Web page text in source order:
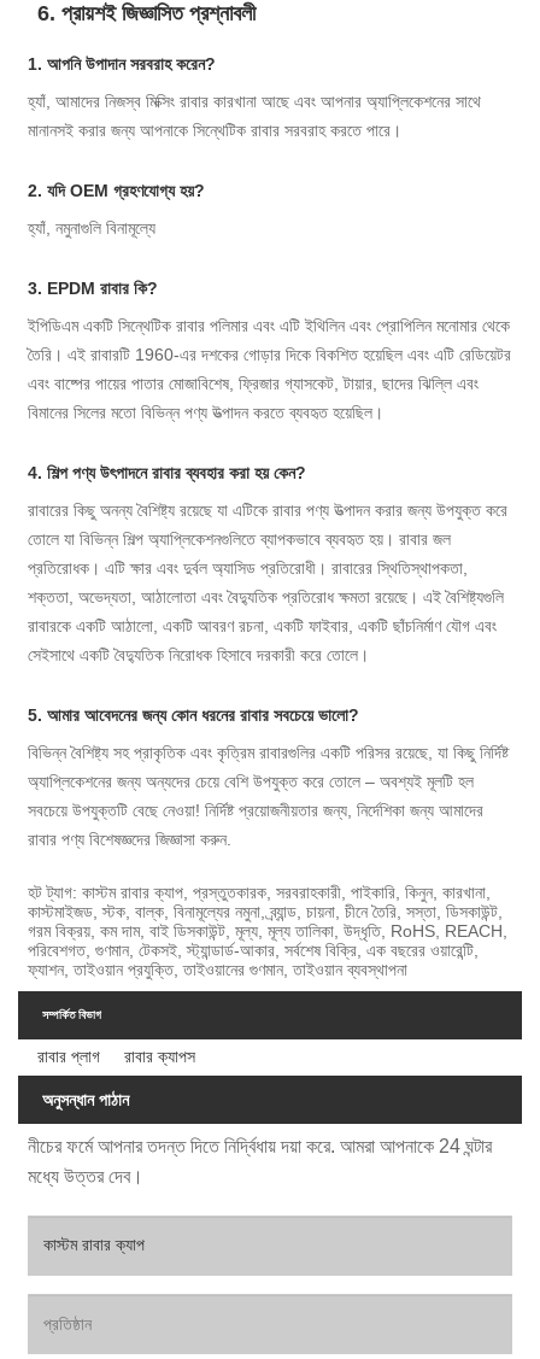
6. প্রায়শই জিজ্ঞাসিত প্রশ্নাবলী
1. আপনি উপাদান সরবরাহ করেন?
হ্যাঁ, আমাদের নিজস্ব মিক্সিং রাবার কারখানা আছে এবং আপনার অ্যাপ্লিকেশনের সাথে
মানানসই করার জন্য আপনাকে সিন্থেটিক রাবার সরবরাহ করতে পারে।
2. যদি OEM গ্রহণযোগ্য হয়?
হ্যাঁ, নমুনাগুলি বিনামূল্যে
3. EPDM রাবার কি?
ইপিডিএম একটি সিন্থেটিক রাবার পলিমার এবং এটি ইথিলিন এবং প্রোপিলিন মনোমার থেকে
তৈরি। এই রাবারটি 1960-এর দশকের গোড়ার দিকে বিকশিত হয়েছিল এবং এটি রেডিয়েটর
এবং বাষ্পের পায়ের পাতার মোজাবিশেষ, ফ্রিজার গ্যাসকেট, টায়ার, ছাদের ঝিল্লি এবং
বিমানের সিলের মতো বিভিন্ন পণ্য উত্পাদন করতে ব্যবহৃত হয়েছিল।
4. শিল্প পণ্য উৎপাদনে রাবার ব্যবহার করা হয় কেন?
রাবারের কিছু অনন্য বৈশিষ্ট্য রয়েছে যা এটিকে রাবার পণ্য উত্পাদন করার জন্য উপযুক্ত করে
তোলে যা বিভিন্ন শিল্প অ্যাপ্লিকেশনগুলিতে ব্যাপকভাবে ব্যবহৃত হয়। রাবার জল
প্রতিরোধক। এটি ক্ষার এবং দুর্বল অ্যাসিড প্রতিরোধী। রাবারের স্থিতিস্থাপকতা,
শক্ততা, অভেদ্যতা, আঠালোতা এবং বৈদ্যুতিক প্রতিরোধ ক্ষমতা রয়েছে। এই বৈশিষ্ট্যগুলি
রাবারকে একটি আঠালো, একটি আবরণ রচনা, একটি ফাইবার, একটি ছাঁচনির্মাণ যৌগ এবং
সেইসাথে একটি বৈদ্যুতিক নিরোধক হিসাবে দরকারী করে তোলে।
5. আমার আবেদনের জন্য কোন ধরনের রাবার সবচেয়ে ভালো?
বিভিন্ন বৈশিষ্ট্য সহ প্রাকৃতিক এবং কৃত্রিম রাবারগুলির একটি পরিসর রয়েছে, যা কিছু নির্দিষ্ট
অ্যাপ্লিকেশনের জন্য অন্যদের চেয়ে বেশি উপযুক্ত করে তোলে – অবশ্যই মূলটি হল
সবচেয়ে উপযুক্তটি বেছে নেওয়া! নির্দিষ্ট প্রয়োজনীয়তার জন্য, নির্দেশিকা জন্য আমাদের
রাবার পণ্য বিশেষজ্ঞদের জিজ্ঞাসা করুন.
হট ট্যাগ: কাস্টম রাবার ক্যাপ, প্রস্তুতকারক, সরবরাহকারী, পাইকারি, কিনুন, কারখানা,
কাস্টমাইজড, স্টক, বাল্ক, বিনামূল্যের নমুনা, ব্র্যান্ড, চায়না, চীনে তৈরি, সস্তা, ডিসকাউন্ট,
গরম বিক্রয়, কম দাম, বাই ডিসকাউন্ট, মূল্য, মূল্য তালিকা, উদ্ধৃতি, RoHS, REACH,
পরিবেশগত, গুণমান, টেকসই, স্ট্যান্ডার্ড-আকার, সর্বশেষ বিক্রি, এক বছরের ওয়ারেন্টি,
ফ্যাশন, তাইওয়ান প্রযুক্তি, তাইওয়ানের গুণমান, তাইওয়ান ব্যবস্থাপনা
সম্পর্কিত বিভাগ
রাবার প্লাগ রাবার ক্যাপস
অনুসন্ধান পাঠান
নীচের ফর্মে আপনার তদন্ত দিতে নির্দ্বিধায় দয়া করে. আমরা আপনাকে 24 ঘন্টার
মধ্যে উত্তর দেব।